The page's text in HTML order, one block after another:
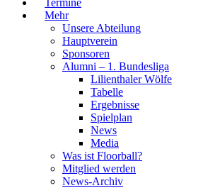
Termine
Mehr
Unsere Abteilung
Hauptverein
Sponsoren
Alumni – 1. Bundesliga
Lilienthaler Wölfe
Tabelle
Ergebnisse
Spielplan
News
Media
Was ist Floorball?
Mitglied werden
News-Archiv